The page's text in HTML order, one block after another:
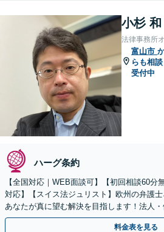
小杉 和
法律事務所
富山市
らも相談
受付中
ハーグ条約
【全国対応｜WEB面談可】【初回相談60分
対応】【スイス法ジュリスト】欧州の弁護士
あなたが真に望む解決を目指します！法人
やかな連絡と粘り強い交渉を徹底【休日・
料金表を見る